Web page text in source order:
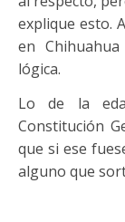
explique esto.
en
lógica.
Lo de la
Constitución
que si ese
alguno que